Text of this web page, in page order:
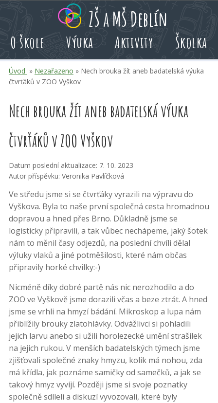
obsah
volby
akcí
ZŠ a MŠ Deblín
O škole Výuka Aktivity Školka
Úvod » Nezařazeno » Nech brouka žít aneb badatelská výuka
čtvrťáků v ZOO Vyškov
Nech brouka žít aneb badatelská výuka
čtvrťáků v ZOO Vyškov
Datum poslední aktualizace: 7. 10. 2023
Autor příspěvku: Veronika Pavlíčková
Ve středu jsme si se čtvrťáky vyrazili na výpravu do
Vyškova. Byla to naše první společná cesta hromadnou
dopravou a hned přes Brno. Důkladně jsme se
logisticky připravili, a tak vůbec nechápeme, jaký šotek
nám to měnil časy odjezdů, na poslední chvíli dělal
výluky vlaků a jiné potměšilosti, které nám občas
připravily horké chvilky:-)
Nicméně díky dobré partě nás nic nerozhodilo a do
ZOO ve Vyškově jsme dorazili včas a beze ztrát. A hned
jsme se vrhli na hmyzí bádání. Mikroskop a lupa nám
přiblížily brouky zlatohlávky. Odvážlivci si pohladili
jejich larvu anebo si užili horolezecké umění strašilek
na jejich rukou. V menších badatelských týmech jsme
zjišťovali společné znaky hmyzu, kolik má nohou, zda
má křídla, jak poznáme samičky od samečků, a jak se
takový hmyz vyvíjí. Později jsme si svoje poznatky
společně sdíleli a diskuzí vyvozovali, které byly